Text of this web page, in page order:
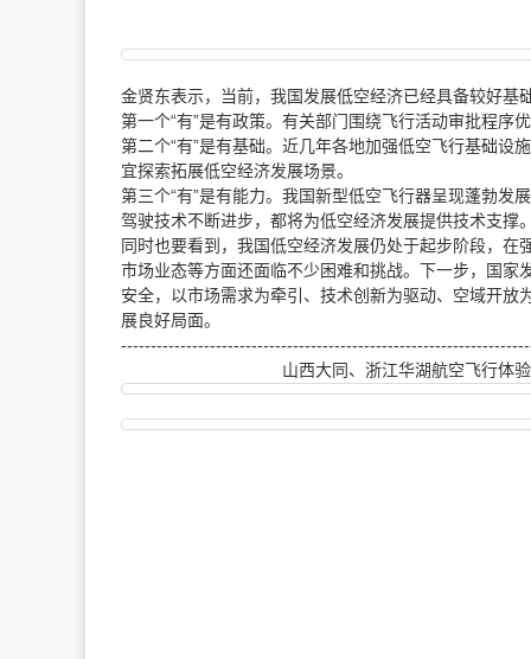
金贤东表示，当前，我国发展低空经济已经具备较好基
第一个“有”是有政策。 有关部门围绕飞行活动审批程序
第二个“有”是有基础。 近几年各地加强低空飞行基础设
宜探索拓展低空经济发展场景。
第三个“有”是有能力。 我国新型低空飞行器呈现蓬勃发
驾驶技术不断进步，都将为低空经济发展提供技术支撑
同时也要看到，我国低空经济发展仍处于起步阶段，
市场业态等方面还面临不少困难和挑战。下一步，
国家
安全，以市场需求为牵引、技术创新为驱动、空域开
展良好局面。
山西大同、浙江华湖航空飞行体验火